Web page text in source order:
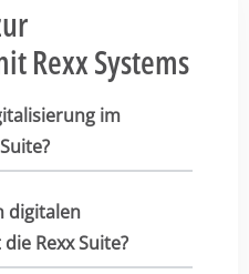
Rexx Systems
im
digitalen
Rexx Suite?